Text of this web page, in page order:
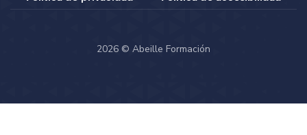
2026 © Abeille Formación